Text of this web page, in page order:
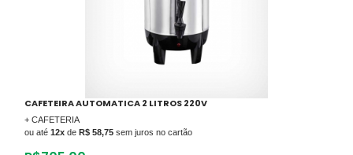
CAFETEIRA AUTOMATICA 2 LITROS 220V
+ CAFETERIA
ou até 12x de R$ 58,75 sem juros no cartão